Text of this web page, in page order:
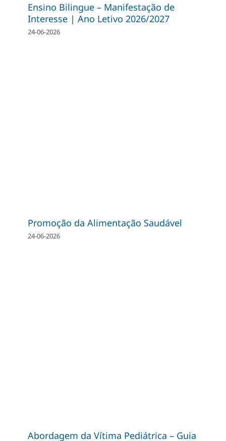
Ensino Bilingue – Manifestação de
Interesse | Ano Letivo 2026/2027
24-06-2026
Promoção da Alimentação Saudável
24-06-2026
Abordagem da Vítima Pediátrica – Guia